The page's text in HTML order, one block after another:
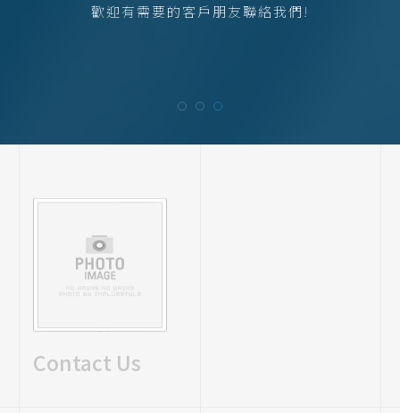
歡迎有需要的客戶朋友聯絡我們!
Contact Us